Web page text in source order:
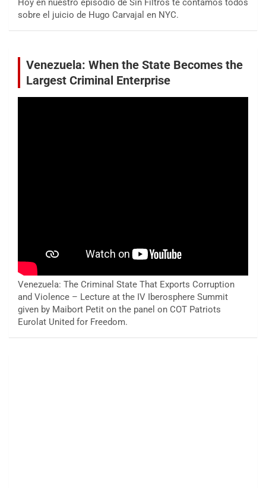
sobre el juicio de Hugo Carvajal en NYC.
Venezuela: When the State Becomes the
Largest Criminal Enterprise
Venezuela: The Criminal State That Exports Corruption
and Violence – Lecture at the IV Iberosphere Summit
given by Maibort Petit on the panel on COT Patriots
Eurolat United for Freedom.